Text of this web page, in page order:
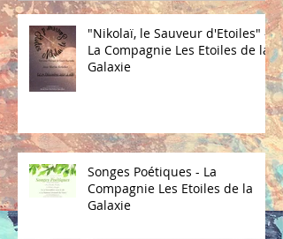
"Nikolaï, le Sauveur d'Etoiles" -
La Compagnie Les Etoiles de la
Galaxie
Songes Poétiques - La
Compagnie Les Etoiles de la
Galaxie